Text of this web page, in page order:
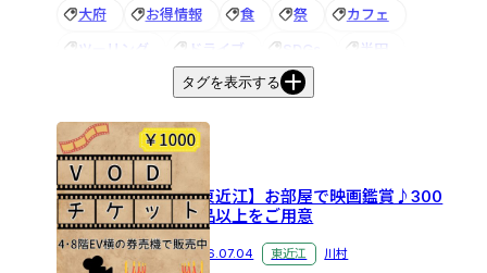
大府
お得情報 食 祭
カフェ
ツーリング
ドライブ SDGs
半田
お土産 滋賀
ビジネスホテル
祭り
アズイン 夏休み
お祭り
音楽フェス
宝石探し
トレジャーマイニング
あわら
アズイン福井
＃半田市
タグを表示する
【東近江】お部屋で映画鑑賞♪300
作品以上をご用意
2026.07.04 東近江 川村